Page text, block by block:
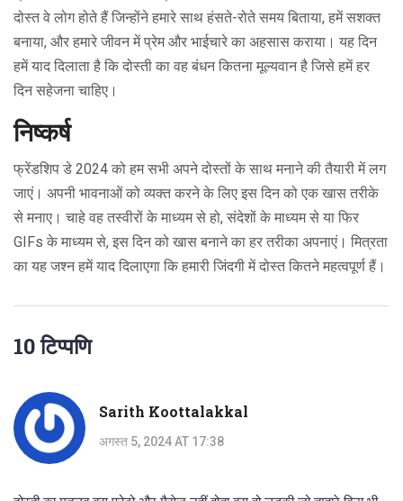
दोस्त वे लोग होते हैं जिन्होंने हमारे साथ हंसते-रोते समय बिताया, हमें सशक्त
बनाया, और हमारे जीवन में प्रेम और भाईचारे का अहसास कराया। यह दिन
हमें याद दिलाता है कि दोस्ती का वह बंधन कितना मूल्यवान है जिसे हमें हर
दिन सहेजना चाहिए।
निष्कर्ष
फ्रेंडशिप डे 2024 को हम सभी अपने दोस्तों के साथ मनाने की तैयारी में लग
जाएं। अपनी भावनाओं को व्यक्त करने के लिए इस दिन को एक खास तरीके
से मनाए। चाहे वह तस्वीरों के माध्यम से हो, संदेशों के माध्यम से या फिर
GIFs के माध्यम से, इस दिन को खास बनाने का हर तरीका अपनाएं। मित्रता
का यह जश्न हमें याद दिलाएगा कि हमारी जिंदगी में दोस्त कितने महत्वपूर्ण हैं।
10 टिप्पणि
Sarith Koottalakkal
अगस्त 5, 2024 AT 17:38